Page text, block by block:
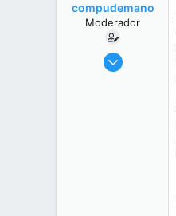
rcompudemano
Moderador
26 Jul 2013